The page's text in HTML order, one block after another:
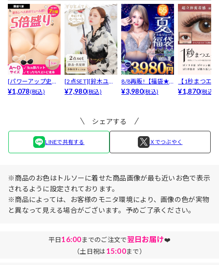
[パワーアップ史上
最強5倍盛りアップ
¥1,078(税込)
[2点SET][鈴木ユリ
ア(baby)...
¥7,980(税込)
8/8再販!【福袋★
ブラセット3点
¥3,980(税込)
【1秒まつエ
リュームタイ
¥1,870(税込)
シェアする
LINEで共有する Ｘでつぶやく
※商品のお色はトルソーに着せた商品画像が最も近いお色で表示
されるように設定されております。
※商品によっては、お客様のモニタ環境により、画像の色が実物
と異なって見える場合がございます。予めご了承ください。
平日16:00までのご注文で翌日お届け❤️
（土日祝は15:00まで）